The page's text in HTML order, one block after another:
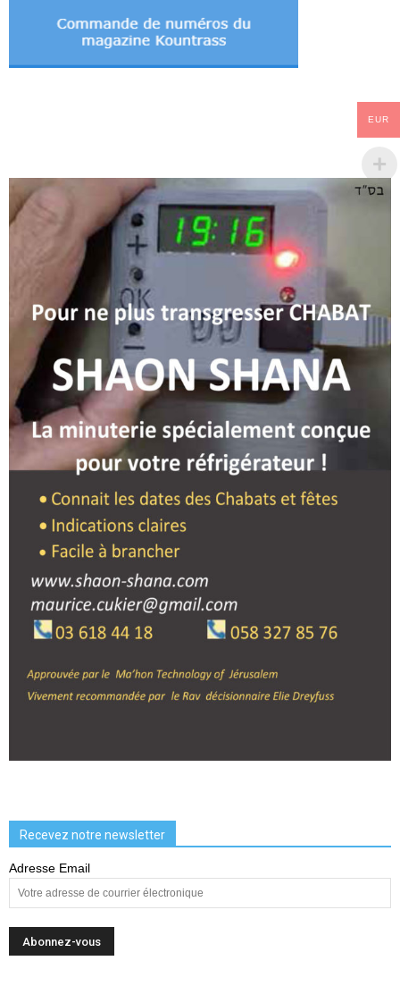
Recevez notre newsletter
Adresse Email
EUR